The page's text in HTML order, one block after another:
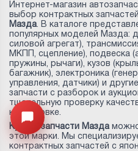
Узнайте цену запчасти ->
Интернет-магазин
выбор контрактных
Мазда. В каталоге
популярных моделей Мазда:
силовой агрегат),
МКПП, сцепление), подвеска
пружины, рычаги), кузов
багажник), электроника
управления, датчики) и
запчасти с разборок и
тщательную проверку
к установке.
Купить запчасти Маздаможно
этой марки. Мы
контрактных запчастей с